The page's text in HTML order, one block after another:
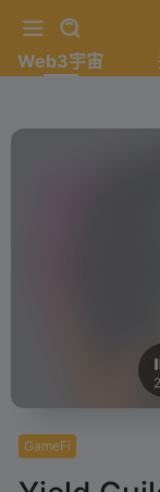
Web3宇宙
GameFi